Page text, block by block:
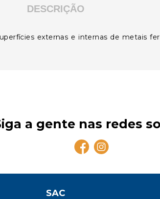
DESCRIÇÃO
externas e internas de metais
a gente nas redes
SAC